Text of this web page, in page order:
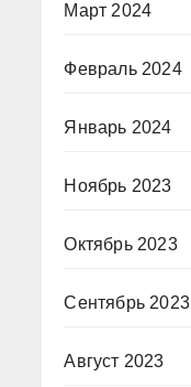
Март 2024
Февраль 2024
Январь 2024
Ноябрь 2023
Октябрь 2023
Сентябрь 2023
Август 2023